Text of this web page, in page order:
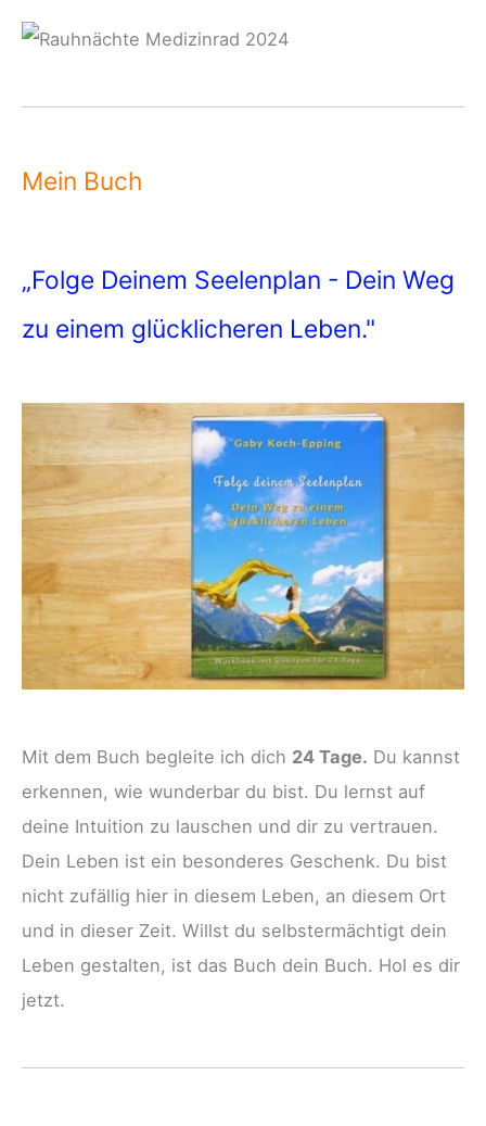
Mein Buch
„Folge Deinem Seelenplan - Dein Weg
zu einem glücklicheren Leben."
Mit dem Buch begleite ich dich 24 Tage. Du kannst
erkennen, wie wunderbar du bist. Du lernst auf
deine Intuition zu lauschen und dir zu vertrauen.
Dein Leben ist ein besonderes Geschenk. Du bist
nicht zufällig hier in diesem Leben, an diesem Ort
und in dieser Zeit. Willst du selbstermächtigt dein
Leben gestalten, ist das Buch dein Buch. Hol es dir
jetzt.